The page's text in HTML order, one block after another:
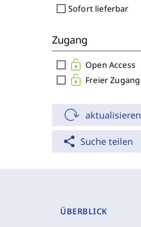
check_box_outline_blank Sofort lieferbar
Zugang
check_box_outline_blank Open Access
check_box_outline_blank Freier Zugang
aktualisieren
share Suche teilen
ÜBERBLICK